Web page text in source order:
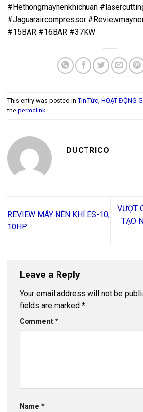
#Hethongmaynenkhichuan
#Jaguaraircompressor
#15BAR #16BAR #37KW
This entry was posted in Tin Tức HOẠT ĐỘNG
the permalink
DUCTRICO
REVIEW MÁY NÉN KHÍ ES-10,
10HP
VƯỢT
TẠO
Leave a Reply
Your email address will not be
fields are marked *
Comment *
Name *